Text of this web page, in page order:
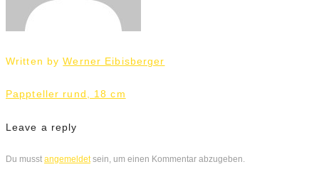
Written byWerner Eibisberger
Beitrags-
Navigation
Pappteller rund, 18 cm
Leave a reply
Du musst angemeldetsein, um einen Kommentar abzugeben.